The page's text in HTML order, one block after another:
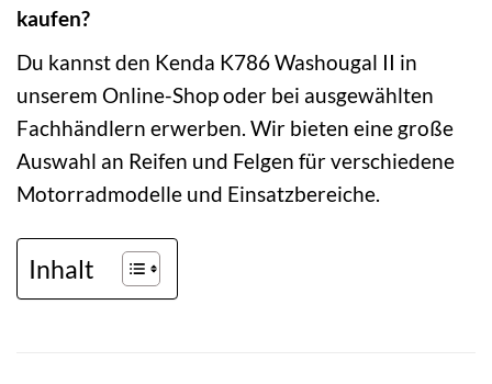
kaufen?
Du kannst den Kenda K786 Washougal II in
unserem Online-Shop oder bei ausgewählten
Fachhändlern erwerben. Wir bieten eine große
Auswahl an Reifen und Felgen für verschiedene
Motorradmodelle und Einsatzbereiche.
Inhalt